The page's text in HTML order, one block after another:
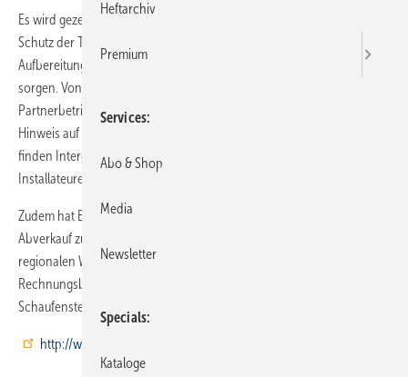
Es wird gezeigt, wie klassische Haustechnik-Produkte wie Filter zum
Schutz der Trinkwasserinstallation, Perlwasseranlagen sowie die
Aufbereitung von Heizungswasser für eine optimale Wasserqualität
sorgen. Von den Werbemaßnahmen sollen auch die BWT-
Partnerbetriebe profitieren, in den Anzeigen und Spots erfolgt ein
Hinweis auf die Installateurpartner und auf die BWT-Homepage. Dort
finden Interessierte über eine Suchfunktion teilnehmende
Installateure in ihrer Nähe.
Zudem hat BWT Werbepakete geschnürt, um die Partnerbetriebe beim
Abverkauf zu unterstützen. Das Werbepaket besteht aus Anzeigen in
regionalen Wochenzeitungen, POS-Materialien wie Ladenplakate oder
Rechnungsbeileger und Trinkwasser-Profi-Aufkleber für das Auto oder
Schaufenster. Weitere Infos unter
http://www.bwt.de
Heftarchiv
Premium
Services
Abo & Shop
Media
Newsletter
Specials
Kataloge